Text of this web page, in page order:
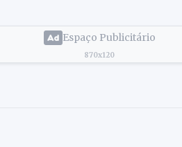
Espaço Publicitário
870x120